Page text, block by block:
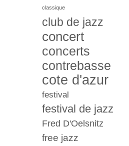
classique
club de jazz
concert
concerts
contrebasse
cote d'azur
festival
festival de jazz
Fred D'Oelsnitz
free jazz